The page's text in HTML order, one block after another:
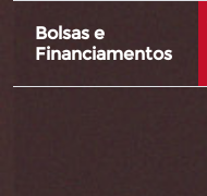
Bolsas e
Financiamentos